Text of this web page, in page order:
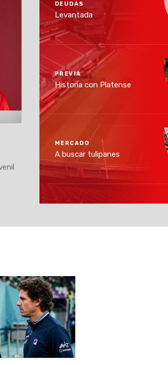
DEUDAS
Levantada
PREVIA
Historia con Platense
MERCADO
A buscar tulipanes